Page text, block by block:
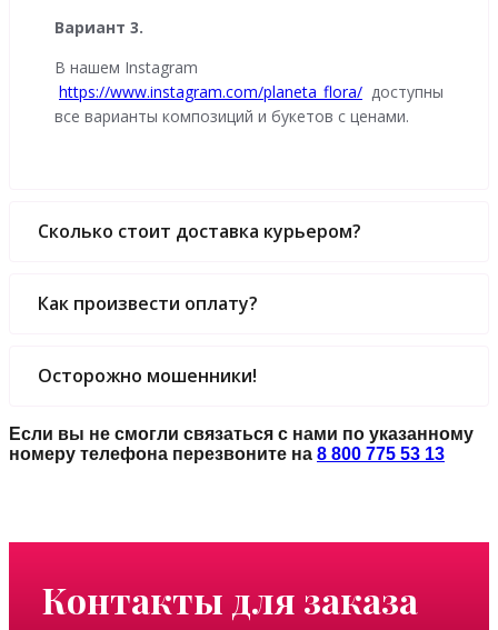
Вариант 3.
В нашем Instagram
https://www.instagram.com/planeta_flora/ доступны
все варианты композиций и букетов с ценами.
Сколько стоит доставка курьером?
Как произвести оплату?
Осторожно мошенники!
Если вы не смогли связаться с нами по указанному
номеру телефона перезвоните на 8 800 775 53 13
Контакты для заказа